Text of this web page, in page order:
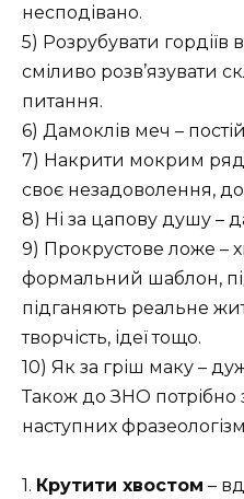
несподівано.
5) Розрубувати гордіїв
сміливо розв’язувати
питання.
6) Дамоклів меч –
7) Накрити мокрим
своє незадоволення,
8) Ні за цапову душу –
9) Прокрустове ложе –
формальний шаблон,
підганяють реальне
творчість, ідеї тощо.
10) Як за гріш маку –
Також до ЗНО потрібно
наступних
1. Крутити хвостом –